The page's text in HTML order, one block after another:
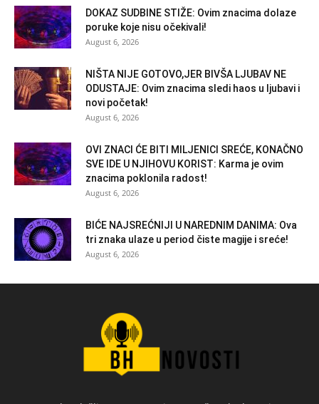
DOKAZ SUDBINE STIŽE: Ovim znacima dolaze
poruke koje nisu očekivali!
August 6, 2026
NIŠTA NIJE GOTOVO,JER BIVŠA LJUBAV NE
ODUSTAJE: Ovim znacima sledi haos u ljubavi i
novi početak!
August 6, 2026
OVI ZNACI ĆE BITI MILJENICI SREĆE, KONAČNO
SVE IDE U NJIHOVU KORIST: Karma je ovim
znacima poklonila radost!
August 6, 2026
BIĆE NAJSREĆNIJI U NAREDNIM DANIMA: Ova
tri znaka ulaze u period čiste magije i sreće!
August 6, 2026